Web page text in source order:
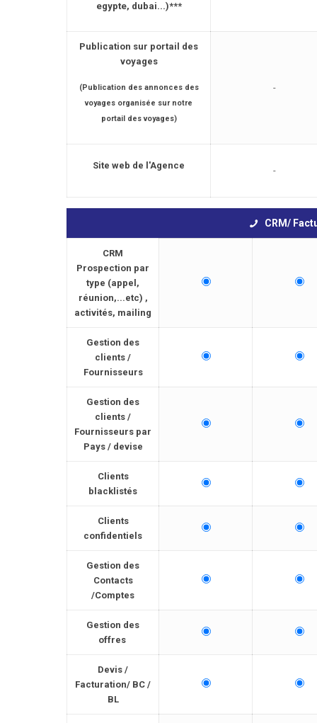
egypte, dubai...)***
Publication sur portail des
voyages
(Publication des annonces des
voyages organisée sur notre
portail des voyages)
-
Site web de l'Agence -
CRM/
CRM
Prospection par
type (appel,
réunion,...etc) ,
activités, mailing
Gestion des
clients /
Fournisseurs
Gestion des
clients /
Fournisseurs par
Pays / devise
Clients
blacklistés
Clients
confidentiels
Gestion des
Contacts
/Comptes
Gestion des
offres
Devis /
Facturation/ BC /
BL